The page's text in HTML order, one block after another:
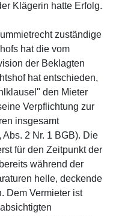
Klägerin hatte Erfolg.
zuständige
hat die vom
der Beklagten
hat entschieden,
den Mieter
Verpflichtung zur
insgesamt
2 Nr. 1 BGB). Die
für den Zeitpunkt der
während der
helle, deckende
Dem Vermieter ist